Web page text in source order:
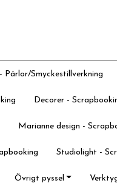
Pärlor/Smyckestillverkning
Decorer -
Marianne design -
Studiolight -
Övrigt pyssel